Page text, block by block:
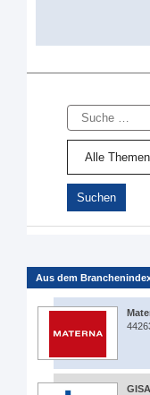
Suche
Aus dem
GISA